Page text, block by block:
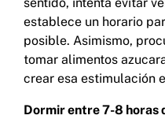
establece un horario
posible. Asimismo,
tomar alimentos
crear esa estimulación
Dormir entre 7-8 horas